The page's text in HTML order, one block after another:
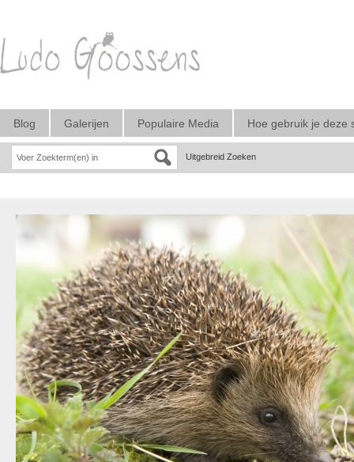
Blog Galerijen Populaire Media Hoe gebruik je deze
Uitgebreid Zoeken